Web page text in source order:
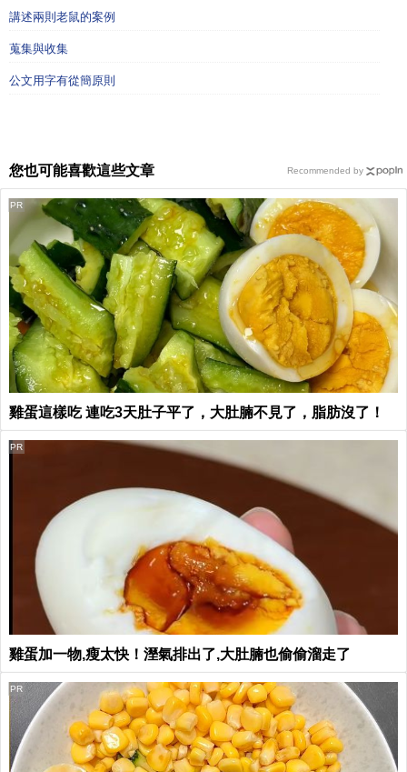
講述兩則老鼠的案例
蒐集與收集
公文用字有從簡原則
您也可能喜歡這些文章
雞蛋這樣吃 連吃3天肚子平了，大肚腩不見了，脂肪沒了！
PR
雞蛋加一物,瘦太快！溼氣排出了,大肚腩也偷偷溜走了
PR
PR
Recommended by